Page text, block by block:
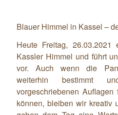
Blauer Himmel in Kassel –
Heute Freitag,
Kassler Himmel und führt
vor. Auch wenn die
weiterhin bestimmt
vorgeschriebenen
können, bleiben wir kreativ